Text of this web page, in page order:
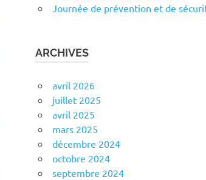
Journée de prévention et de
ARCHIVES
avril 2026
juillet 2025
avril 2025
mars 2025
décembre 2024
octobre 2024
septembre 2024